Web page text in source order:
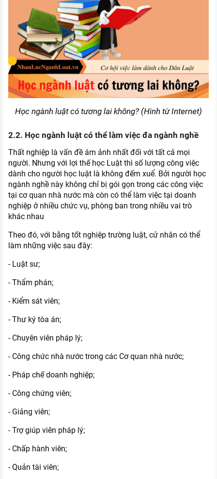
Học ngành luật có tương lai không? (Hình từ Internet)
2.2. Học ngành luật có thể làm việc đa ngành nghề
Thất nghiệp là vấn đề ám ảnh nhất đối với tất cả mọi
người. Nhưng với lợi thế học Luật thì số lượng công việc
dành cho người học luật là không đếm xuể. Bởi người học
ngành nghề này không chỉ bị gói gọn trong các công việc
tại cơ quan nhà nước mà còn có thể làm việc tại doanh
nghiệp ở nhiều chức vụ, phòng ban trong nhiều vai trò
khác nhau
Theo đó, với bằng tốt nghiệp trường luật, cử nhân có thể
làm những việc sau đây:
- Luật sư;
- Thẩm phán;
- Kiểm sát viên;
- Thư ký tòa án;
- Chuyên viên pháp lý;
- Công chức nhà nước trong các Cơ quan nhà nước;
- Pháp chế doanh nghiệp;
- Công chứng viên;
- Giảng viên;
- Trợ giúp viên pháp lý;
- Chấp hành viên;
- Quản tài viên;